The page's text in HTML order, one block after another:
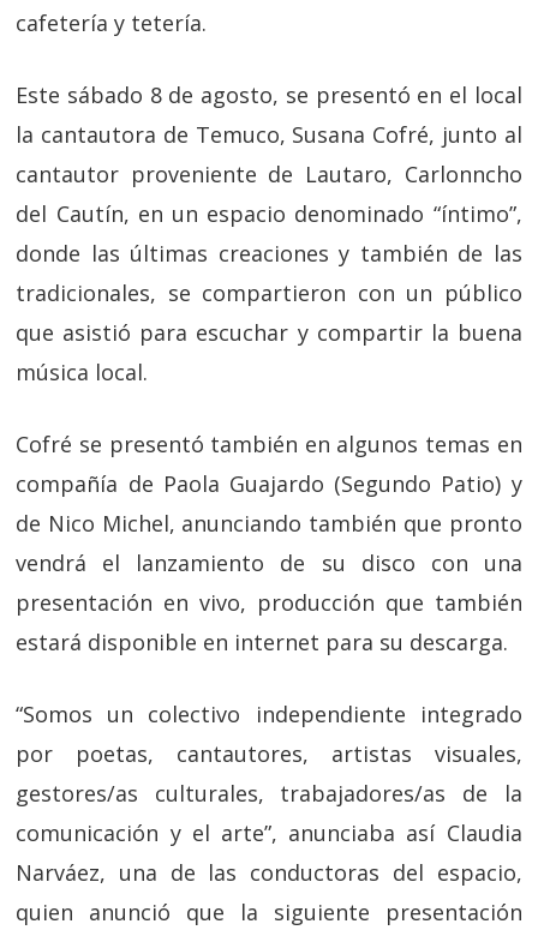
cafetería y tetería.
Este sábado 8 de agosto, se presentó en el local
la cantautora de Temuco, Susana Cofré, junto al
cantautor proveniente de Lautaro, Carlonncho
del Cautín, en un espacio denominado “íntimo”,
donde las últimas creaciones y también de las
tradicionales, se compartieron con un público
que asistió para escuchar y compartir la buena
música local.
Cofré se presentó también en algunos temas en
compañía de Paola Guajardo (Segundo Patio) y
de Nico Michel, anunciando también que pronto
vendrá el lanzamiento de su disco con una
presentación en vivo, producción que también
estará disponible en internet para su descarga.
“Somos un colectivo independiente integrado
por poetas, cantautores, artistas visuales,
gestores/as culturales, trabajadores/as de la
comunicación y el arte”, anunciaba así Claudia
Narváez, una de las conductoras del espacio,
quien anunció que la siguiente presentación